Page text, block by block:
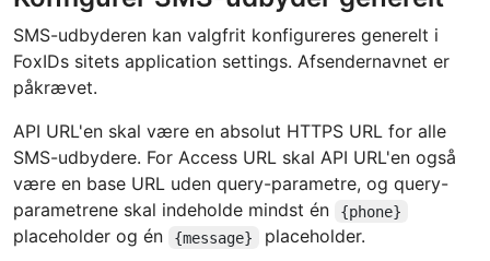
SMS-udbyderen kan valgfrit konfigureres generelt i
FoxIDs sitets application settings. Afsendernavnet er
påkrævet.
API URL'en skal være en absolut HTTPS URL for alle
SMS-udbydere. For Access URL skal API URL'en også
være en base URL uden query-parametre, og query-
parametrene skal indeholde mindst én
{phone}
placeholder og én {message} placeholder.